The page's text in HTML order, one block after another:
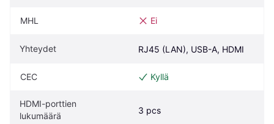
MHL Ei
Yhteydet RJ45 (LAN), USB-A, HDMI
CEC Kyllä
HDMI-porttien
lukumäärä
3 pcs